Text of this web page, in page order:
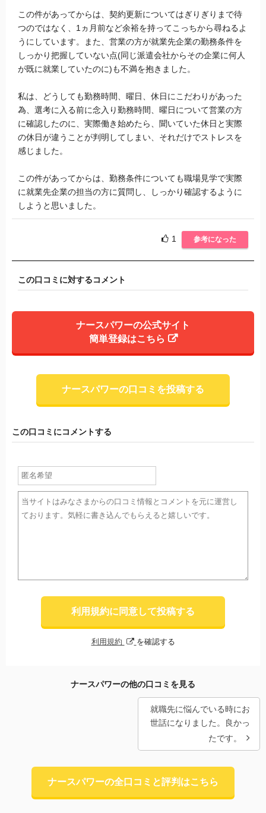
この件があってからは、契約更新についてはぎりぎりまで待
つのではなく、1ヵ月前など余裕を持ってこっちから尋ねるよ
うにしています。また、営業の方が就業先企業の勤務条件を
しっかり把握していない点(同じ派遣会社からその企業に何人
が既に就業していたのに)も不満を抱きました。
私は、どうしても勤務時間、曜日、休日にこだわりがあった
為、選考に入る前に念入り勤務時間、曜日について営業の方
に確認したのに、実際働き始めたら、聞いていた休日と実際
の休日が違うことが判明してしまい、それだけでストレスを
感じました。
この件があってからは、勤務条件についても職場見学で実際
に就業先企業の担当の方に質問し、しっかり確認するように
しようと思いました。
1 参考になった
この口コミに対するコメント
ナースパワーの公式サイト
簡単登録はこちら
ナースパワーの口コミを投稿する
この口コミにコメントする
利用規約に同意して投稿する
利用規約 を確認する
ナースパワーの他の口コミを見る
就職先に悩んでいる時にお
世話になりました。良かっ
たです。
ナースパワーの全口コミと評判はこちら